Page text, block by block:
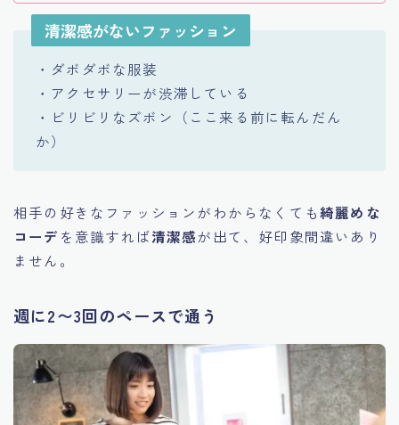
清潔感がないファッション
・ダボダボな服装
・アクセサリーが渋滞している
・ビリビリなズボン（ここ来る前に転んだん
か）
相手の好きなファッションがわからなくても綺麗めな
コーデ を意識すれば清潔感が出て、好印象間違いあり
ません。
週に2〜3回のペースで通う